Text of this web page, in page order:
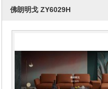
佛朗明戈 ZY6029H